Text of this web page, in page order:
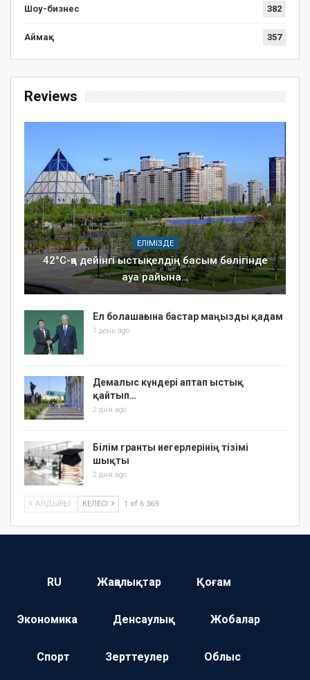
Шоу-бизнес 382
Аймақ 357
Reviews
ЕЛІМІЗДЕ
42°C-қа дейінгі ыстық: елдің басым бөлігінде
ауа райына…
Ел болашағына бастар маңызды қадам
1 день ago
Демалыс күндері аптап ыстық
қайтып…
2 дня ago
Білім гранты иегерлерінің тізімі
шықты
2 дня ago
АЛДЫҢҒЫ КЕЛЕСІ 1 of 6 369
RU Жаңалықтар Қоғам
Экономика Денсаулық Жобалар
Спорт Зерттеулер Облыс